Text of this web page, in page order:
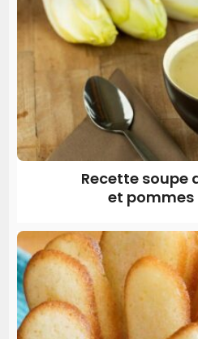
Recette soupe
et pommes